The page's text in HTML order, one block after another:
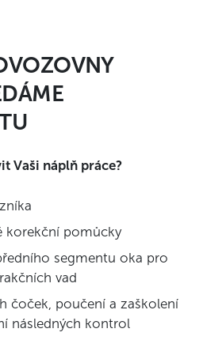
Vaši náplň práce?
korekční pomůcky
segmentu oka pro
vad
čoček, poučení a zaškolení
následných kontrol